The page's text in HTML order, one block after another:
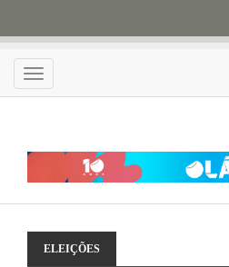
Menu
ELEIÇÕES